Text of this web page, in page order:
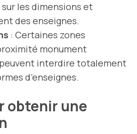
les dimensions et
des enseignes.
: Certaines zones
monument
interdire totalement
d’enseignes.
obtenir une